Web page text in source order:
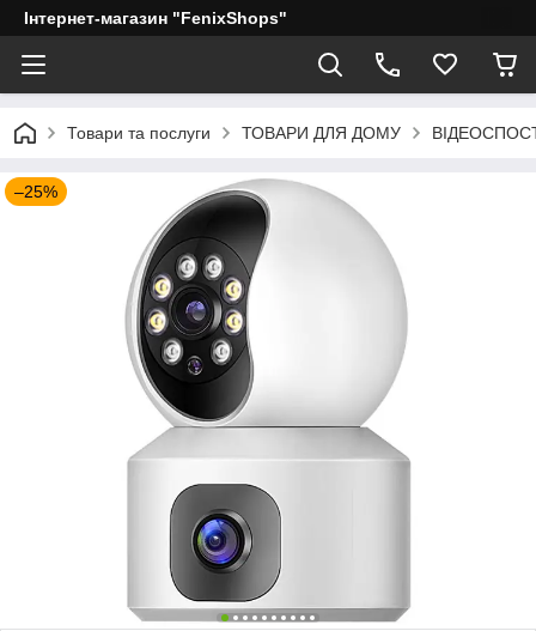
Інтернет-магазин "FenixShops"
Товари та послуги ТОВАРИ ДЛЯ ДОМУ
–25%